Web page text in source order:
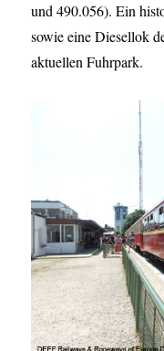
und 490.056). Ein
sowie eine Diesellok
aktuellen Fuhrpark.